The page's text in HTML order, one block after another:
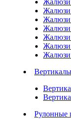
Жалюзи
Жалюзи
Жалюзи
Жалюзи
Жалюзи
Жалюзи
Жалюзи
Рулонные